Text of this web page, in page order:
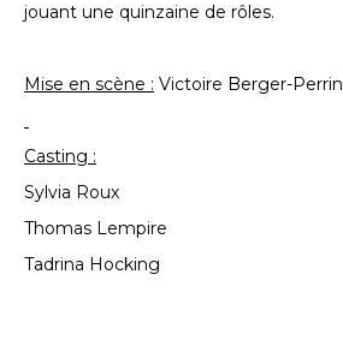
jouant une quinzaine de rôles.
Mise en scène : Victoire Berger-Perrin
Casting :
Sylvia Roux
Thomas Lempire
Tadrina Hocking